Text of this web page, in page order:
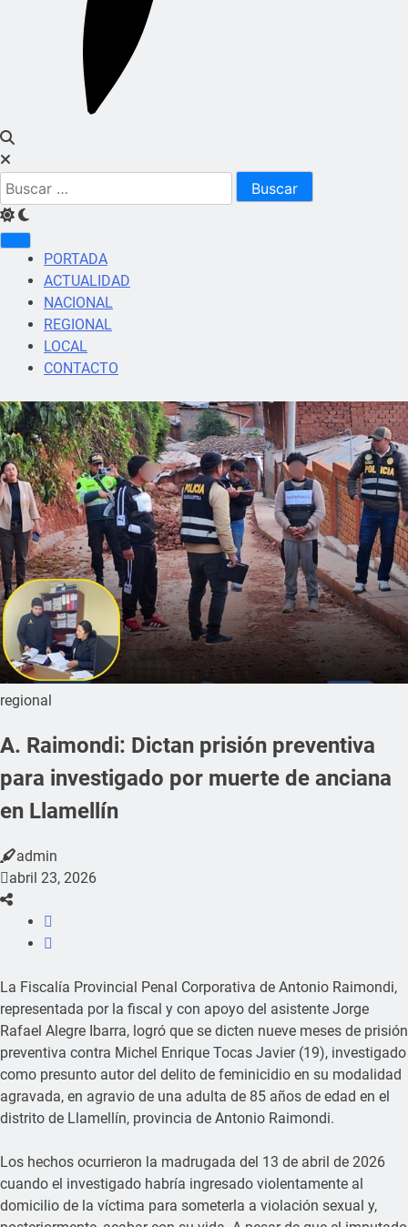
Buscar:
PORTADA
ACTUALIDAD
NACIONAL
REGIONAL
LOCAL
CONTACTO
regional
A. Raimondi: Dictan prisión preventiva
para investigado por muerte de anciana
en Llamellín
admin
abril 23, 2026
La Fiscalía Provincial Penal Corporativa de Antonio Raimondi,
representada por la fiscal y con apoyo del asistente Jorge
Rafael Alegre Ibarra, logró que se dicten nueve meses de prisión
preventiva contra Michel Enrique Tocas Javier (19), investigado
como presunto autor del delito de feminicidio en su modalidad
agravada, en agravio de una adulta de 85 años de edad en el
distrito de Llamellín, provincia de Antonio Raimondi.
Los hechos ocurrieron la madrugada del 13 de abril de 2026
cuando el investigado habría ingresado violentamente al
domicilio de la víctima para someterla a violación sexual y,